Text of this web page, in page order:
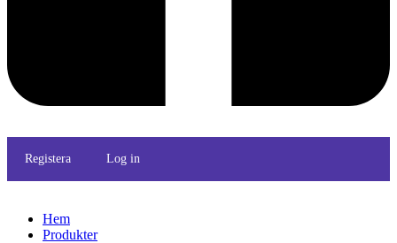
Registera Log in
Hem
Produkter